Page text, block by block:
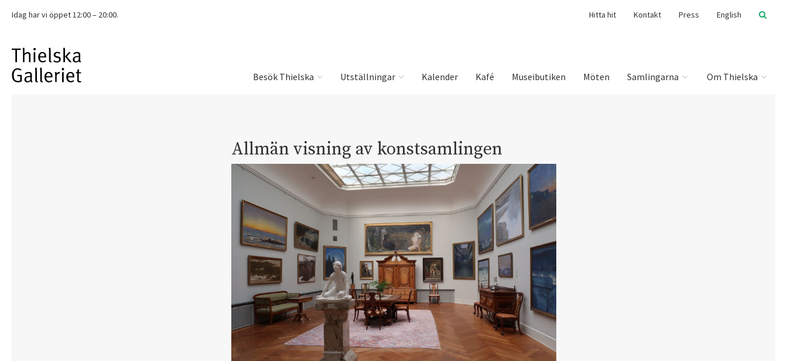
Idag har vi öppet 12:00 – 20:00. Hitta hit Kontakt Press English
Besök Thielska Utställningar Kalender Kafé Museibutiken Möten Samlingarna Om Thielska
Allmän visning av konstsamlingen